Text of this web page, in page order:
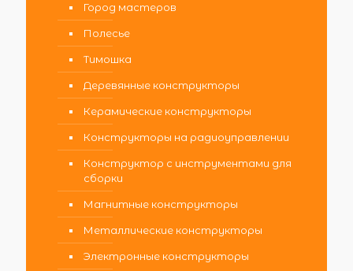
Город мастеров
Полесье
Тимошка
Деревянные конструкторы
Керамические конструкторы
Конструкторы на радиоуправлении
Конструктор с инструментами для
сборки
Магнитные конструкторы
Металлические конструкторы
Электронные конструкторы